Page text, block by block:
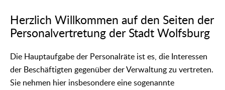
Herzlich Willkommen auf den Seiten der
Personalvertretung der Stadt Wolfsburg
Die Hauptaufgabe der Personalräte ist es, die Interessen
der Beschäftigten gegenüber der Verwaltung zu vertreten.
Sie nehmen hier insbesondere eine sogenannte